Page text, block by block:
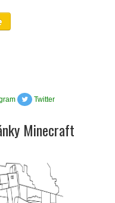
Twitter
Minecraft